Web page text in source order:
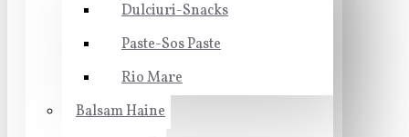
Dulciuri-Snacks
Paste-Sos Paste
Rio Mare
Balsam Haine